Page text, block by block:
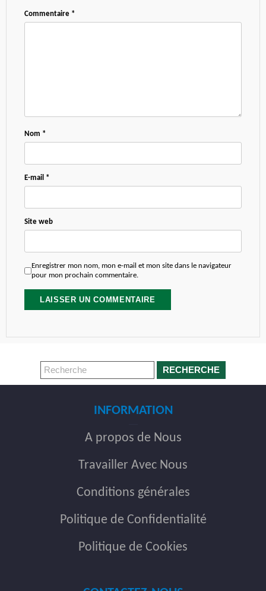
Commentaire *
Nom *
E-mail *
Site web
Enregistrer mon nom, mon e-mail et mon site dans le navigateur
pour mon prochain commentaire.
RECHERCHE
INFORMATION
A propos de Nous
Travailler Avec Nous
Conditions générales
Politique de Confidentialité
Politique de Cookies